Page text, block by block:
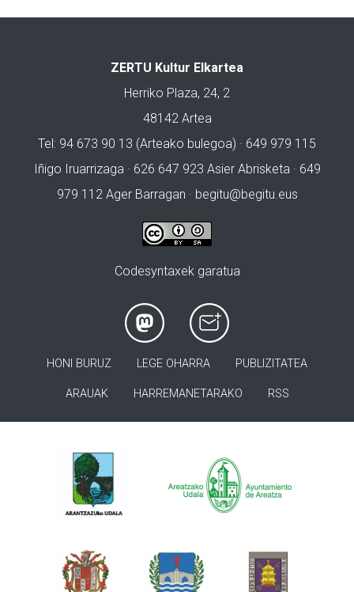
ZERTU Kultur Elkartea
Herriko Plaza, 24, 2
48142 Artea
Tel: 94 673 90 13 (Arteako bulegoa) · 649 979 115
Iñigo Iruarrizaga · 626 647 923 Asier Abrisketa · 649
979 112 Ager Barragan · begitu@begitu.eus
Codesyntaxek garatua
HONI BURUZ LEGE OHARRA PUBLIZITATEA
ARAUAK HARREMANETARAKO RSS